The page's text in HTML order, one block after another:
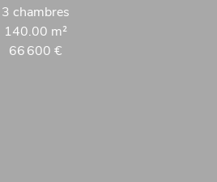
3 chambres
140.00 m²
66 600 €